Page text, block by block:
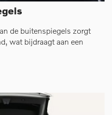
de buitenspiegels zorgt
wat bijdraagt aan een